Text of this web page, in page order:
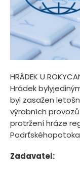
HRÁDEK U
Hrádek
byl zasažen
výrobních
protržení hráze
Zadavatel: